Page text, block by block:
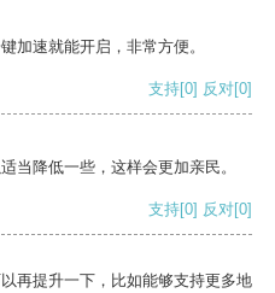
加速就能开启，非常方便。
支持[0] 反对[0]
当降低一些，这样会更加亲民。
支持[0] 反对[0]
再提升一下，比如能够支持更多地